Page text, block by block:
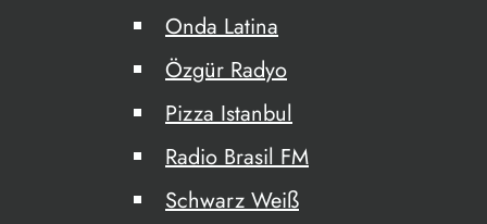
Onda Latina
Özgür Radyo
Pizza Istanbul
Radio Brasil FM
Schwarz Weiß